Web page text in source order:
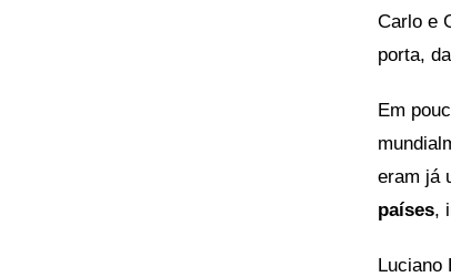
Carlo e
porta,
Em
eram já
países,
Luciano